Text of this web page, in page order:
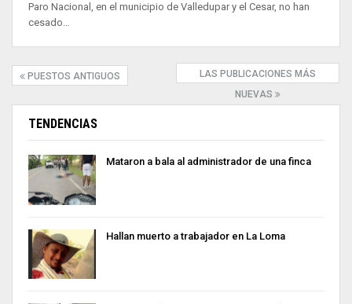
Paro Nacional, en el municipio de Valledupar y el Cesar, no han
cesado…
PUESTOS ANTIGUOS
LAS PUBLICACIONES MÁS
NUEVAS
TENDENCIAS
Mataron a bala al administrador de una finca
Hallan muerto a trabajador en La Loma